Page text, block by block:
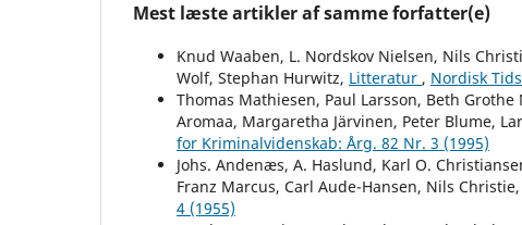
Mest læste artikler af samme forfatter(e)
Knud Waaben, L. Nordskov Nielsen, Nils
Wolf, Stephan Hurwitz, Litteratur , Nordisk
Thomas Mathiesen, Paul Larsson, Beth
Aromaa, Margaretha Järvinen, Peter Blume,
for Kriminalvidenskab: Årg. 82 Nr. 3 (1995)
Johs. Andenæs, A. Haslund, Karl O.
Franz Marcus, Carl Aude-Hansen, Nils Christie,
4 (1955)